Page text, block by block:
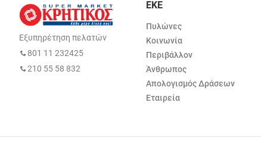
Εξυπηρέτηση πελατών
801 11 232425
210 55 58 832
ΕΚΕ
Πυλώνες
Κοινωνία
Περιβάλλον
Άνθρωπος
Απολογισμός Δράσεων
Εταιρεία